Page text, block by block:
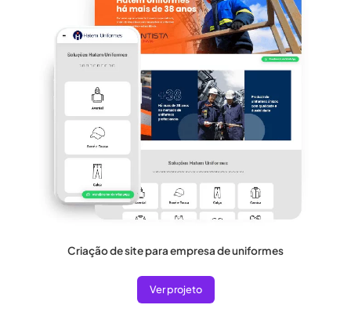
Criação de site para empresa de uniformes
Ver projeto